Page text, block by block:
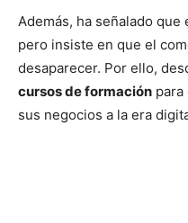
Además, ha señalado que
pero insiste en que el
desaparecer. Por ello,
cursos de formación
sus negocios a la era